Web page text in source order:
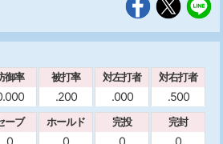
御率 被打率
.200
対左打者
.000
対右打者
.500
ーブ
0
ホールド
0
完投
0
完封
0